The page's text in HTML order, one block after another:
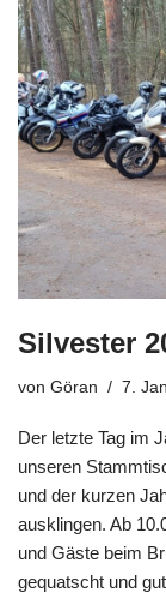
Silvester
von Göran 7.
Der letzte Tag im
unseren
und der kurzen
ausklingen. Ab
und Gäste beim
gequatscht und